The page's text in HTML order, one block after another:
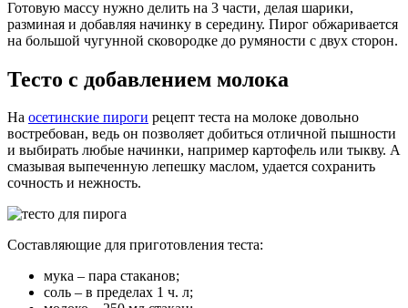
Готовую массу нужно делить на 3 части, делая шарики,
разминая и добавляя начинку в середину. Пирог обжаривается
на большой чугунной сковородке до румяности с двух сторон.
Тесто с добавлением молока
На осетинские пироги рецепт теста на молоке довольно
востребован, ведь он позволяет добиться отличной пышности
и выбирать любые начинки, например картофель или тыкву. А
смазывая выпеченную лепешку маслом, удается сохранить
сочность и нежность.
Составляющие для приготовления теста:
мука – пара стаканов;
соль – в пределах 1 ч. л;